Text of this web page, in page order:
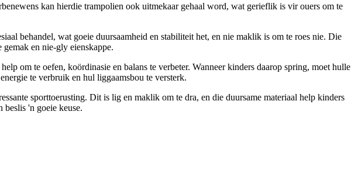
kan hierdie trampolien ook uitmekaar gehaal word, wat gerieflik is vir ouers om te
behandel, wat goeie duursaamheid en stabiliteit het, en nie maklik is om te roes nie. Die
gemak en nie-gly eienskappe.
om te oefen, koördinasie en balans te verbeter. Wanneer kinders daarop spring, moet hulle
te verbruik en hul liggaamsbou te versterk.
sporttoerusting. Dit is lig en maklik om te dra, en die duursame materiaal help kinders
'n goeie keuse.